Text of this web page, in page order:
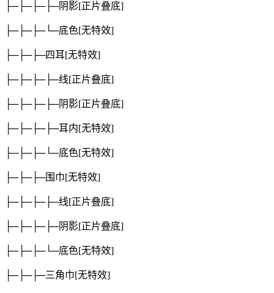
├─├─├─├─阴影[正片叠底]
├─├─├─└─底色[无特效]
├─├─├─四耳[无特效]
├─├─├─├─线[正片叠底]
├─├─├─├─阴影[正片叠底]
├─├─├─├─耳内[无特效]
├─├─├─└─底色[无特效]
├─├─├─围巾[无特效]
├─├─├─├─线[正片叠底]
├─├─├─├─阴影[正片叠底]
├─├─├─└─底色[无特效]
├─├─├─三角巾[无特效]